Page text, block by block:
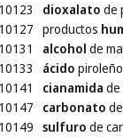
dioxalato de
productos
alcohol de
ácido
cianamida de
carbonato
sulfuro de